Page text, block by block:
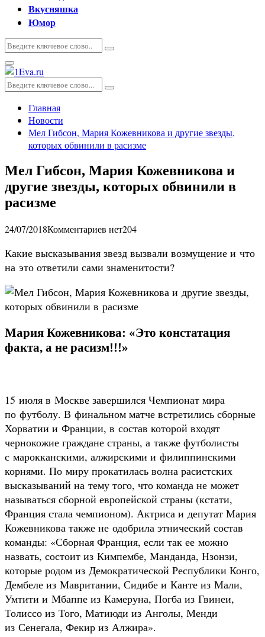
Вкусняшка
Юмор
Искать:
Поиск
Основное
меню
Искать:
Поиск
Главная
Новости
Мел Гибсон, Мария Кожевникова и другие звезды,
которых обвинили в расизме
Мел Гибсон, Мария Кожевникова и
другие звезды, которых обвинили в
расизме
24/07/2018Комментариев нет204
Какие высказывания звезд вызвали возмущение и что
на это ответили сами знаменитости?
Мария Кожевникова: «Это констатация
факта, а не расизм!!!»
15 июля в Москве завершился Чемпионат мира
по футболу. В финальном матче встретились сборные
Хорватии и Франции, в состав которой входят
чернокожие граждане страны, а также футболисты
с марокканскими, алжирскими и филиппинскими
корнями. По миру прокатилась волна расистских
высказываний на тему того, что команда не может
называться сборной европейской страны (кстати,
Франция стала чемпионом). Актриса и депутат Мария
Кожевникова также не одобрила этнический состав
команды: «Сборная Франция, если так ее можно
назвать, состоит из Кимпембе, Манданда, Нзонзи,
которые родом из Демократической Республики Конго,
Дембеле из Мавритании, Сидибе и Канте из Мали,
Умтити и Мбаппе из Камеруна, Погба из Гвинеи,
Толиссо из Того, Матиюди из Анголы, Менди
из Сенегала, Фекир из Алжира».